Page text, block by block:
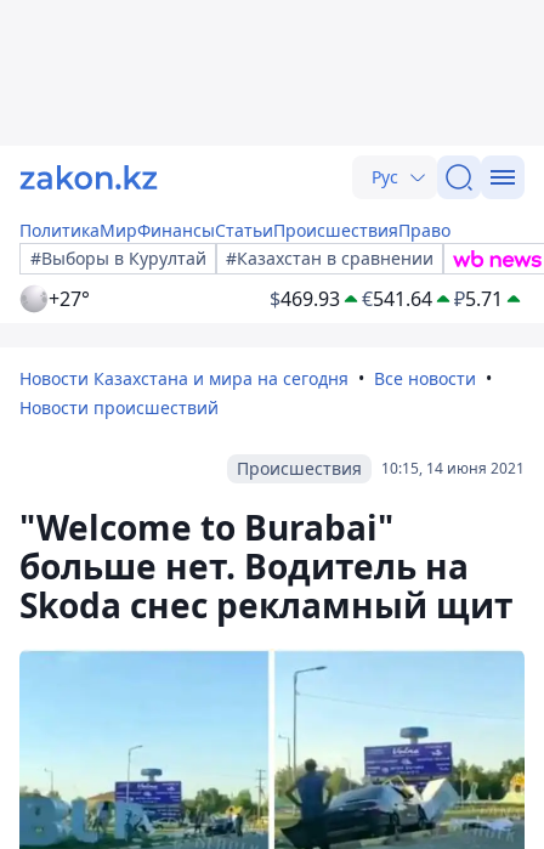
Рус
ПолитикаМирФинансыСтатьиПроисшествияПраво
#Выборы в Курултай
#Казахстан в сравнении
+27° $469.93 €541.64 ₽5.71
Новости Казахстана и мира на сегодня
Все новости
Новости происшествий
10:15, 14 июня 2021
Происшествия
"Welcome to Burabai"
больше нет. Водитель на
Skoda снес рекламный щит